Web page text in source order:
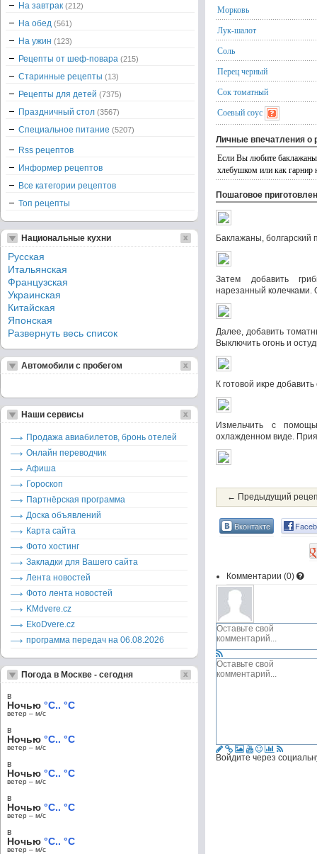
Морковь
Лук-шалот
Соль
Перец черный
Сок томатный
Соевый соус
Личные впечатления о
Если Вы любите
хлебушком или как
Пошаговое
Баклажаны, болгарский
Затем добавить
нарезанный колечками.
Далее, добавить
Выключить огонь и
К готовой икре
Измельчить с
охлажденном виде.
← Предыдущий
Вконтакте
Комментарии (0)
Войдите через
На завтрак (212)
На обед (561)
На ужин (123)
Рецепты от шеф-повара (215)
Старинные рецепты (13)
Рецепты для детей (7375)
Праздничный стол (3567)
Специальное питание (5207)
Rss рецептов
Информер рецептов
Все категории рецептов
Топ рецепты
Национальные кухни
Русская
Итальянская
Французская
Украинская
Китайская
Японская
Развернуть весь список
Автомобили с пробегом
Наши сервисы
Продажа авиабилетов, бронь отелей
Онлайн переводчик
Афиша
Гороскоп
Партнёрская программа
Доска объявлений
Карта сайта
Фото хостинг
Закладки для Вашего сайта
Лента новостей
Фото лента новостей
KMdvere.cz
EkoDvere.cz
программа передач на 06.08.2026
Погода в Москве - сегодня
в
Ночью °C.. °C
ветер – м/c
в
Ночью °C.. °C
ветер – м/c
в
Ночью °C.. °C
ветер – м/c
в
Ночью °C.. °C
ветер – м/c
в
Ночью °C.. °C
ветер – м/c